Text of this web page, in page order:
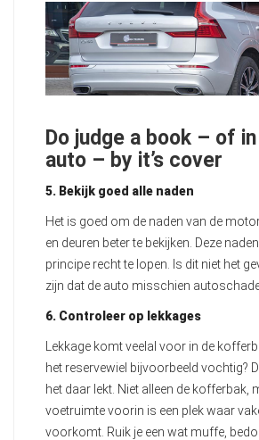
Do judge a book – of
auto – by it’s cover
5. Bekijk goed alle naden
Het is goed om de naden van de
en deuren beter te bekijken. Deze
principe recht te lopen. Is dit niet het
zijn dat de auto misschien autoschade
6. Controleer op lekkages
Lekkage komt veelal voor in de
het reservewiel bijvoorbeeld vochtig?
het daar lekt. Niet alleen de kofferbak,
voetruimte voorin is een plek waar
voorkomt. Ruik je een wat muffe,